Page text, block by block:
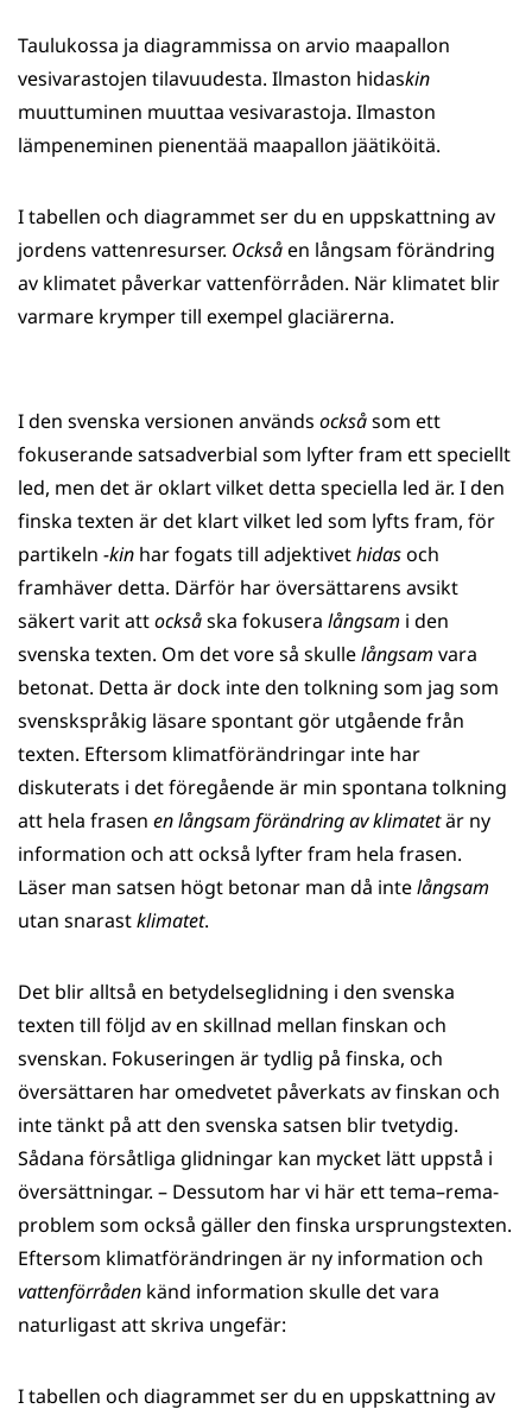
Taulukossa ja diagrammissa on arvio maapallon
vesivarastojen tilavuudesta. Ilmaston hidaskin
muuttuminen muuttaa vesivarastoja. Ilmaston
lämpeneminen pienentää maapallon jäätiköitä.
I tabellen och diagrammet ser du en uppskattning av
jordens vattenresurser. Ocksåen långsam förändring
av klimatet påverkar vattenförråden. När klimatet blir
varmare krymper till exempel glaciärerna.
I den svenska versionen används ocksåsom ett
fokuserande satsadverbial som lyfter fram ett speciellt
led, men det är oklart vilket detta speciella led är. I den
finska texten är det klart vilket led som lyfts fram, för
partikeln -kin har fogats till adjektivethidasoch
framhäver detta. Därför har översättarens avsikt
säkert varit attocksåska fokusera långsam i den
svenska texten. Om det vore så skullelångsam vara
betonat. Detta är dock inte den tolkning som jag som
svenskspråkig läsare spontant gör utgående från
texten. Eftersom klimatförändringar inte har
diskuterats i det föregående är min spontana tolkning
att hela frasen en långsam förändring av klimatetär ny
information och att också lyfter fram hela frasen.
Läser man satsen högt betonar man då intelångsam
utan snarastklimatet.
Det blir alltså en betydelseglidning i den svenska
texten till följd av en skillnad mellan finskan och
svenskan. Fokuseringen är tydlig på finska, och
översättaren har omedvetet påverkats av finskan och
inte tänkt på att den svenska satsen blir tvetydig.
Sådana försåtliga glidningar kan mycket lätt uppstå i
översättningar. – Dessutom har vi här ett tema–rema-
problem som också gäller den finska ursprungstexten.
Eftersom klimatförändringen är ny information och
vattenförråden känd information skulle det vara
naturligast att skriva ungefär:
I tabellen och diagrammet ser du en uppskattning av